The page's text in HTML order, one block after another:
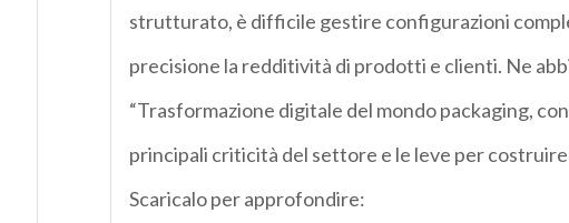
strutturato, è difficile gestire configurazioni
precisione la redditività di prodotti e clienti. Ne
“Trasformazione digitale del mondo packaging,
principali criticità del settore e le leve per
Scaricalo per approfondire: